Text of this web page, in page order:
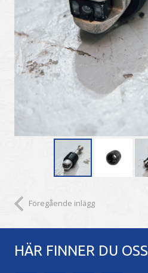
Föregående inlägg
HÄR FINNER DU OSS